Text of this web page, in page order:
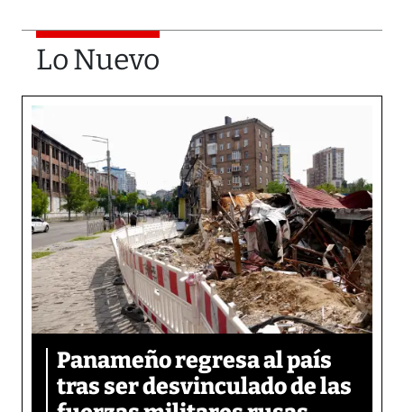
Lo Nuevo
Panameño regresa al país
tras ser desvinculado de las